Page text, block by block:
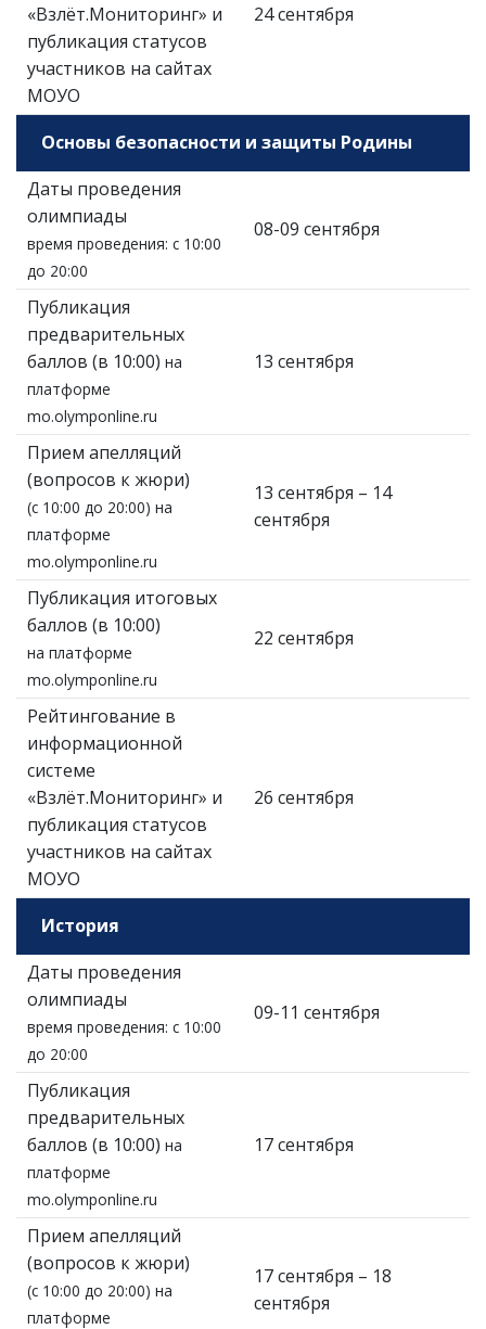
«Взлёт.Мониторинг» и
публикация статусов
участников на сайтах
МОУО
24 сентября
Основы безопасности и защиты Родины
Даты проведения
олимпиады
время проведения: с 10:00
до 20:00
08-09 сентября
Публикация
предварительных
баллов (в 10:00) на
платформе
mo.olymponline.ru
13 сентября
Прием апелляций
(вопросов к жюри)
(с 10:00 до 20:00) на
платформе
mo.olymponline.ru
13 сентября – 14
сентября
Публикация итоговых
баллов (в 10:00)
на платформе
mo.olymponline.ru
22 сентября
Рейтингование в
информационной
системе
«Взлёт.Мониторинг» и
публикация статусов
участников на сайтах
МОУО
26 сентября
История
Даты проведения
олимпиады
время проведения: с 10:00
до 20:00
09-11 сентября
Публикация
предварительных
баллов (в 10:00) на
платформе
mo.olymponline.ru
17 сентября
Прием апелляций
(вопросов к жюри)
(с 10:00 до 20:00) на
платформе
17 сентября – 18
сентября